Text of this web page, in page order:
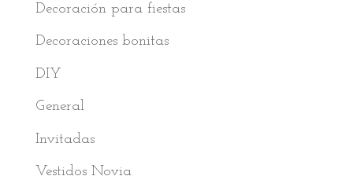
Decoración para fiestas
Decoraciones bonitas
DIY
General
Invitadas
Vestidos Novia